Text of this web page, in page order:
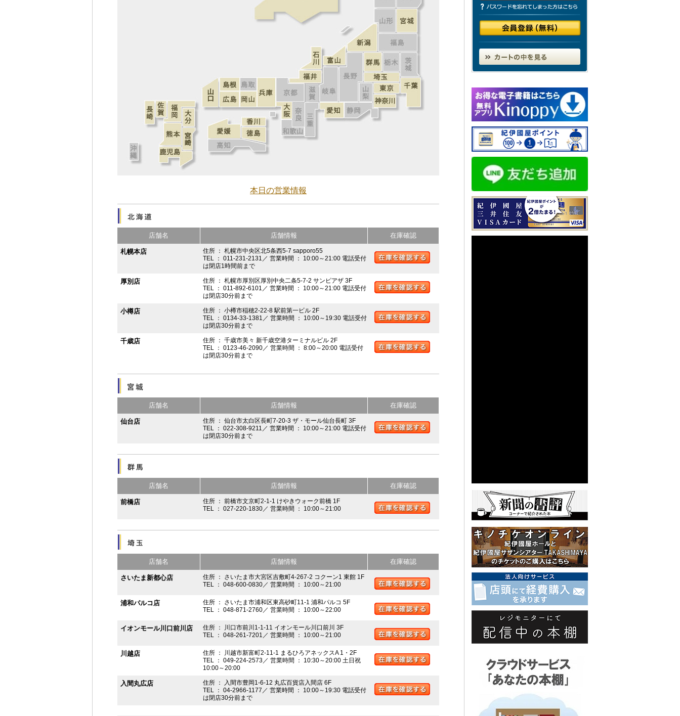
本日の営業情報
店舗名 店舗情報 在庫確認
札幌本店
住所 ： 札幌市中央区北5条西5-7 sapporo55
TEL ： 011-231-2131／ 営業時間 ： 10:00～21:00 電話受付
は閉店1時間前まで
厚別店
住所 ： 札幌市厚別区厚別中央二条5-7-2 サンピアザ 3F
TEL ： 011-892-6101／ 営業時間 ： 10:00～21:00 電話受付
は閉店30分前まで
小樽店
住所 ： 小樽市稲穂2-22-8 駅前第一ビル 2F
TEL ： 0134-33-1381／ 営業時間 ： 10:00～19:30 電話受付
は閉店30分前まで
千歳店
住所 ： 千歳市美々 新千歳空港ターミナルビル 2F
TEL ： 0123-46-2090／ 営業時間 ： 8:00～20:00 電話受付
は閉店30分前まで
店舗名 店舗情報 在庫確認
仙台店
住所 ： 仙台市太白区長町7-20-3 ザ・モール仙台長町 3F
TEL ： 022-308-9211／ 営業時間 ： 10:00～21:00 電話受付
は閉店30分前まで
店舗名 店舗情報 在庫確認
前橋店
住所 ： 前橋市文京町2-1-1 けやきウォーク前橋 1F
TEL ： 027-220-1830／ 営業時間 ： 10:00～21:00
店舗名 店舗情報 在庫確認
さいたま新都心店
住所 ： さいたま市大宮区吉敷町4-267-2 コクーン1 東館 1F
TEL ： 048-600-0830／ 営業時間 ： 10:00～21:00
浦和パルコ店
住所 ： さいたま市浦和区東高砂町11-1 浦和パルコ 5F
TEL ： 048-871-2760／ 営業時間 ： 10:00～22:00
イオンモール川口前川店
住所 ： 川口市前川1-1-11 イオンモール川口前川 3F
TEL ： 048-261-7201／ 営業時間 ： 10:00～21:00
川越店
住所 ： 川越市新富町2-11-1 まるひろアネックスA 1・2F
TEL ： 049-224-2573／ 営業時間 ： 10:30～20:00 土日祝
10:00～20:00
入間丸広店
住所 ： 入間市豊岡1-6-12 丸広百貨店入間店 6F
TEL ： 04-2966-1177／ 営業時間 ： 10:00～19:30 電話受付
は閉店30分前まで